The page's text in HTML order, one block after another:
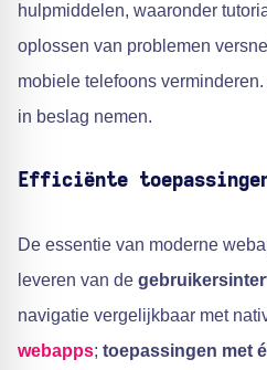
hulpmiddelen, waaronder
oplossen van problemen
mobiele telefoons verminderen.
in beslag nemen.
Efficiënte
De essentie van moderne
leveren van de
navigatie vergelijkbaar met
webapps; toepassingen met